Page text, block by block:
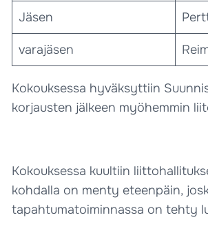
Jäsen
varajäsen
Kokouksessa hyväksyttiin
korjausten jälkeen myöhemmin
Kokouksessa kuultiin
kohdalla on menty eteenpäin,
tapahtumatoiminnassa on tehty